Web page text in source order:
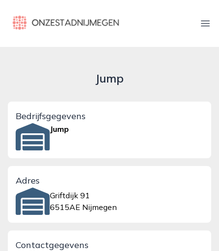
onzestadnijmegen.nl
Jump
Bedrijfsgegevens
Jump
Adres
Griftdijk 91
6515AE Nijmegen
Contactgegevens